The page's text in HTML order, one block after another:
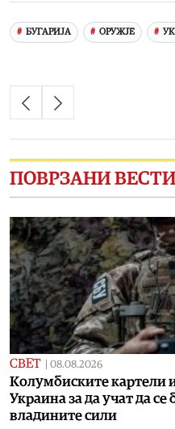
БУГАРИЈА ОРУЖЈЕ
ПОВРЗАНИ
СВЕТ 08.08.2026
Колумбиските картели
Украина за да учат да
владините сили